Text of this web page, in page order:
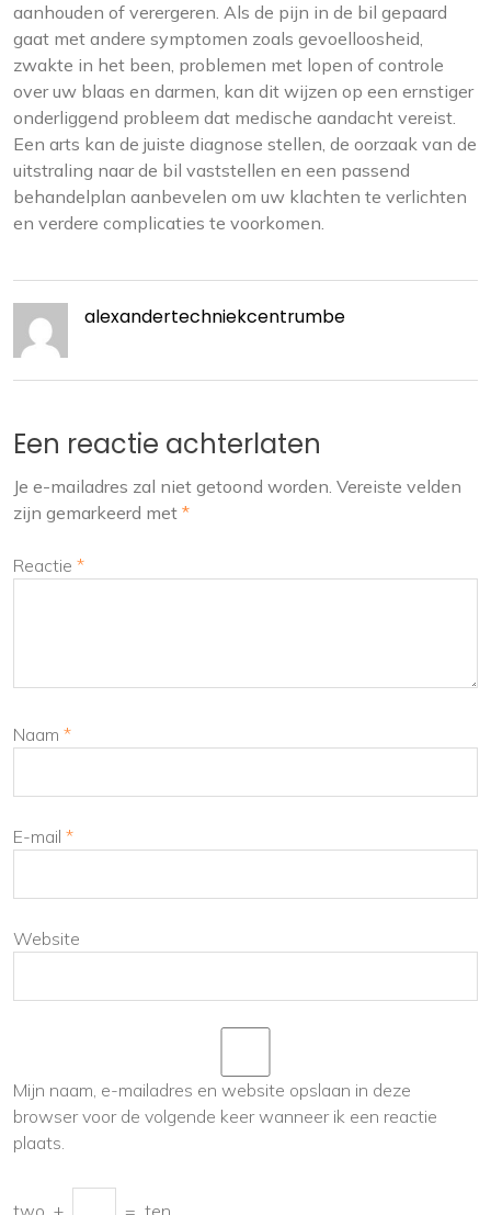
aanhouden of verergeren. Als de pijn in de bil gepaard
gaat met andere symptomen zoals gevoelloosheid,
zwakte in het been, problemen met lopen of controle
over uw blaas en darmen, kan dit wijzen op een ernstiger
onderliggend probleem dat medische aandacht vereist.
Een arts kan de juiste diagnose stellen, de oorzaak van de
uitstraling naar de bil vaststellen en een passend
behandelplan aanbevelen om uw klachten te verlichten
en verdere complicaties te voorkomen.
alexandertechniekcentrumbe
Een reactie achterlaten
Je e-mailadres zal niet getoond worden. Vereiste velden
zijn gemarkeerd met *
Reactie *
Naam *
E-mail *
Website
Mijn naam, e-mailadres en website opslaan in deze
browser voor de volgende keer wanneer ik een reactie
plaats.
two + = ten